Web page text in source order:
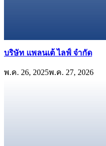
บริษัท แพลนเต้ ไลฟ์ จำกัด
พ.ค. 26, 2025พ.ค. 27, 2026